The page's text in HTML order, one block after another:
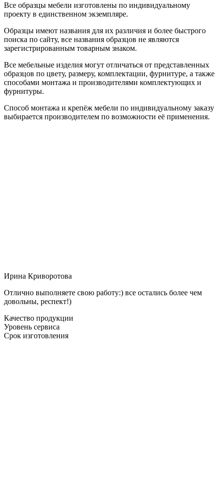
Все образцы мебели изготовлены по индивидуальному
проекту в единственном экземпляре.
Образцы имеют названия для их различия и более быстрого
поиска по сайту, все названия образцов не являются
зарегистрированным товарным знаком.
Все мебельные изделия могут отличаться от представленных
образцов по цвету, размеру, комплектации, фурнитуре, а также
способами монтажа и производителями комплектующих и
фурнитуры.
Способ монтажа и крепёж мебели по индивидуальному заказу
выбирается производителем по возможности её применения.
Ирина Криворотова
Отлично выполняете свою работу:) все остались более чем
довольны, респект!)
Качество продукции
Уровень сервиса
Срок изготовления